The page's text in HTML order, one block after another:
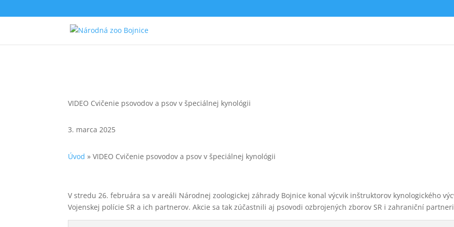
VIDEO Cvičenie psovodov a psov v špeciálnej kynológii
3. marca 2025
Úvod »VIDEO Cvičenie psovodov a psov v špeciálnej kynológii
V stredu 26. februára sa v areáli Národnej zoologickej záhrady Bojnice konal výcvik inštruktorov kynologického
Vojenskej polície SR a ich partnerov. Akcie sa tak zúčastnili aj psovodi ozbrojených zborov SR i zahraniční